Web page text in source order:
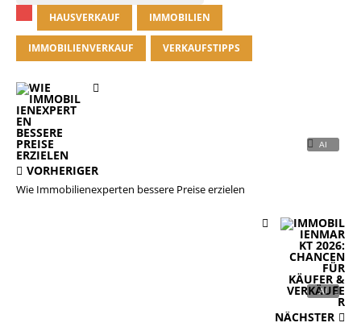
HAUSVERKAUF IMMOBILIEN
IMMOBILIENVERKAUF VERKAUFSTIPPS
VORHERIGER
Wie Immobilienexperten bessere Preise erzielen
NÄCHSTER